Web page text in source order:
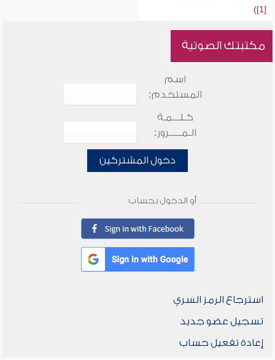
[1])
مكتبتك الصوتية
اسم
المستخدم:
كـلـــمـة
الـمـــــرور:
دخول المشتركين
أو الدخول بحساب
استرجاع الرمز السري
تسجيل عضو جديد
إعادة تفعيل حساب